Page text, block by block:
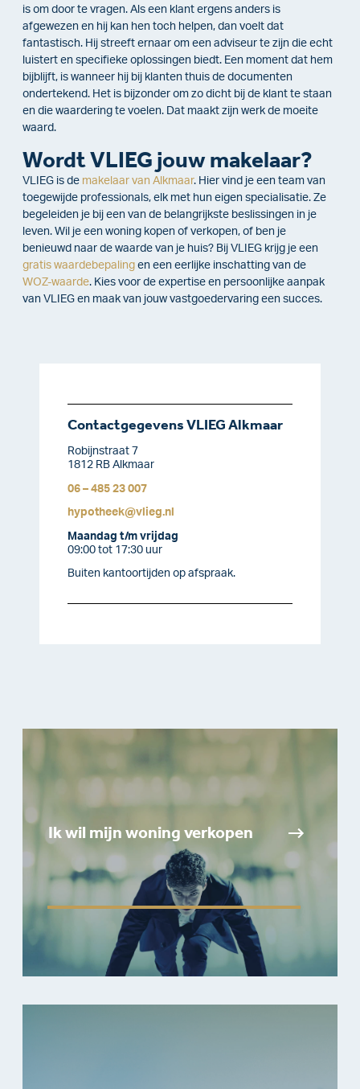
is om door te vragen. Als een klant ergens anders is
afgewezen en hij kan hen toch helpen, dan voelt dat
fantastisch. Hij streeft ernaar om een adviseur te zijn die echt
luistert en specifieke oplossingen biedt. Een moment dat hem
bijblijft, is wanneer hij bij klanten thuis de documenten
ondertekend. Het is bijzonder om zo dicht bij de klant te staan
en die waardering te voelen. Dat maakt zijn werk de moeite
waard.
Wordt VLIEG jouw makelaar?
VLIEG is de makelaar van Alkmaar. Hier vind je een team van
toegewijde professionals, elk met hun eigen specialisatie. Ze
begeleiden je bij een van de belangrijkste beslissingen in je
leven. Wil je een woning kopen of verkopen, of ben je
benieuwd naar de waarde van je huis? Bij VLIEG krijg je een
gratis waardebepaling en een eerlijke inschatting van de
WOZ-waarde. Kies voor de expertise en persoonlijke aanpak
van VLIEG en maak van jouw vastgoedervaring een succes.
Contactgegevens VLIEG Alkmaar
Robijnstraat 7
1812 RB Alkmaar
06 – 485 23 007
hypotheek@vlieg.nl
Maandag t/m vrijdag
09:00 tot 17:30 uur
Buiten kantoortijden op afspraak.
Ik wil mijn woning verkopen